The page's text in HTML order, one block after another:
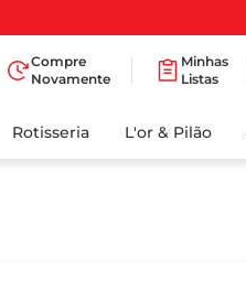
Compre
Novamente
Minhas
Listas
Rotisseria L'or & Pilão
BUSCADOS